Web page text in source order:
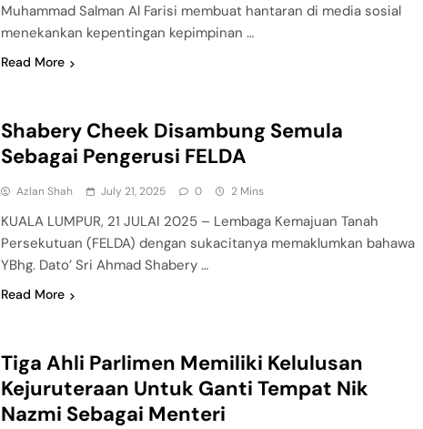
Muhammad Salman Al Farisi membuat hantaran di media sosial
menekankan kepentingan kepimpinan …
Read More
Shabery Cheek Disambung Semula
Sebagai Pengerusi FELDA
Azlan Shah July 21, 2025 0 2 Mins
KUALA LUMPUR, 21 JULAI 2025 – Lembaga Kemajuan Tanah
Persekutuan (FELDA) dengan sukacitanya memaklumkan bahawa
YBhg. Dato’ Sri Ahmad Shabery …
Read More
Tiga Ahli Parlimen Memiliki Kelulusan
Kejuruteraan Untuk Ganti Tempat Nik
Nazmi Sebagai Menteri